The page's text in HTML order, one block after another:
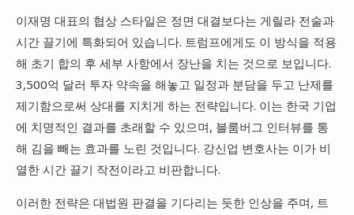
이재명 대표의 협상 스타일은 정면 대결보다는 게릴라 전술과
시간 끌기에 특화되어 있습니다. 트럼프에게도 이 방식을 적용
해 초기 합의 후 세부 사항에서 장난을 치는 것으로 보입니다.
3,500억 달러 투자 약속을 해놓고 일정과 분담을 두고 난제를
제기함으로써 상대를 지치게 하는 전략입니다. 이는 한국 기업
에 치명적인 결과를 초래할 수 있으며, 블룸버그 인터뷰를 통
해 김을 빼는 효과를 노린 것입니다. 강신업 변호사는 이가 비
열한 시간 끌기 작전이라고 비판합니다.
이러한 전략은 대법원 판결을 기다리는 듯한 인상을 주며, 트